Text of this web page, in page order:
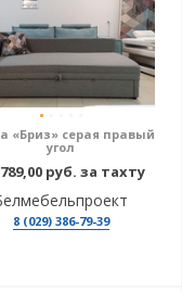
«Бриз» серая правый
угол
руб. за тахту
8 (029) 386-79-39